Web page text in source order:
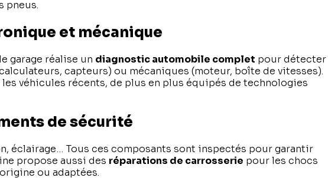
pneus.
et mécanique
garage réalise un diagnostic automobile complet pour détecter
capteurs) ou mécaniques (moteur, boîte de vitesses).
véhicules récents, de plus en plus équipés de technologies
de sécurité
éclairage… Tous ces composants sont inspectés pour garantir
propose aussi des réparations de carrosserie pour les chocs
ou adaptées.